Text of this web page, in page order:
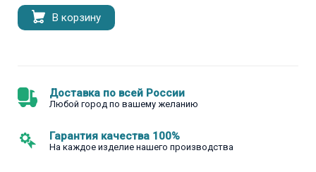
В корзину
Доставка по всей России
Любой город по вашему желанию
Гарантия качества 100%
На каждое изделие нашего производства